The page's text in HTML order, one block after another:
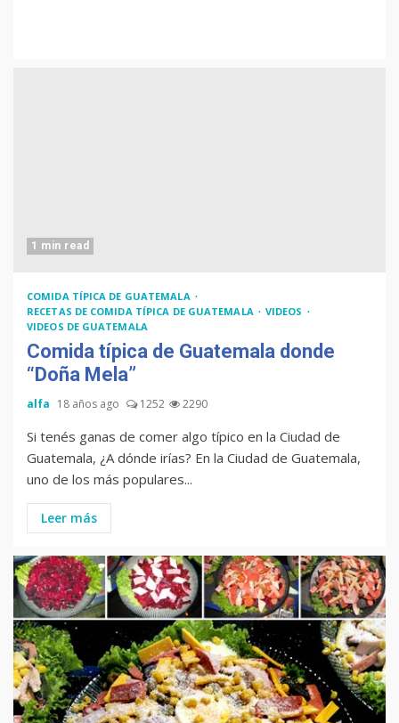
1 min read
COMIDA TÍPICA DE GUATEMALA
RECETAS DE COMIDA TÍPICA DE GUATEMALA
VIDEOS
VIDEOS DE GUATEMALA
Comida típica de Guatemala donde
“Doña Mela”
alfa 18 años ago 1252 2290
Si tenés ganas de comer algo típico en la Ciudad de
Guatemala, ¿A dónde irías? En la Ciudad de Guatemala,
uno de los más populares...
Leer más